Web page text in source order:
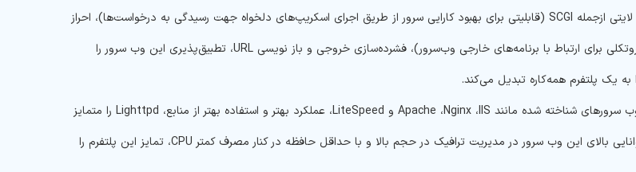
قابلیت‌های پیشرفته لایتی ازجمله SCGI (قابلیتی برای بهبود کارایی سرور از طریق اجرای اسکریپ‌های دلخواه جهت رسیدگی به درخواست‌ها)، احراز
هویت، FastCGI (پروتکلی برای ارتباط با برنامه‌های خارجی وب‌سرور)، فشرده‌سازی خروجی و باز نویسی URL، تطبیق‌پذیری این وب سرور را
به یک پلتفرم همه‌کاره تبدیل می‌کند.
در مقایسه با سایر وب سرورهای شناخته شده مانند Apache ،Nginx ،IIS و LiteSpeed، عملکرد بهتر و استفاده بهتر از منابع، Lighttpd را متمایز
می‌کند. همچنین، توانایی بالای این وب سرور در مدیریت ترافیک در حجم بالا و با حداقل حافظه در کنار مصرف کمتر CPU، تمایز این پلتفرم را